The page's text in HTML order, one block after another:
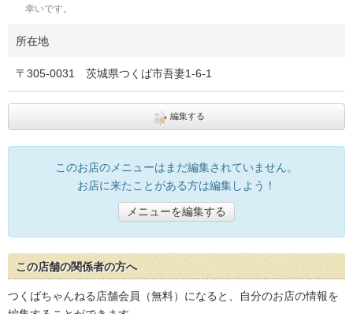
幸いです。
所在地
〒 305-0031 茨城県つくば市吾妻1-6-1
編集する
このお店のメニューはまだ編集されていません。
お店に来たことがある方は編集しよう！
メニューを編集する
この店舗の関係者の方へ
つくばちゃんねる店舗会員（無料）になると、自分のお店の情報を